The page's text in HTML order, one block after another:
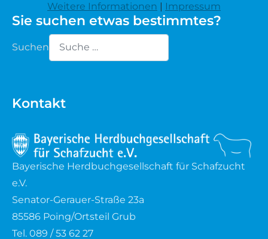
Sie suchen etwas bestimmtes?
Suchen
Kontakt
Bayerische Herdbuchgesellschaft für Schafzucht
e.V.
Senator-Gerauer-Straße 23a
85586 Poing/Ortsteil Grub
Tel. 089 / 53 62 27
Weitere Informationen | Impressum
Weiße gehörnte Heidschnucke